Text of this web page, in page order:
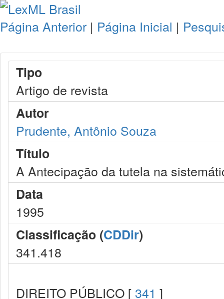
Página Anterior | Página Inicial |
Tipo
Artigo de revista
Autor
Prudente, Antônio Souza
Título
A Antecipação da tutela na
Data
1995
Classificação (CDDir)
341.418
DIREITO PÚBLICO [ 341 ]